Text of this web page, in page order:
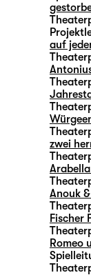
auf
zwei
Anouk
Fischer
Romeo